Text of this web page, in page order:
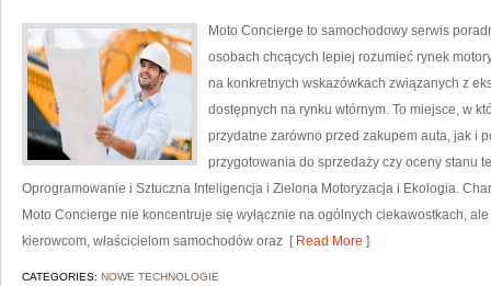
Moto Concierge to samochodowy serwis
osobach chcących lepiej rozumieć rynek
na konkretnych wskazówkach związanych z
dostępnych na rynku wtórnym. To miejsce, w
przydatne zarówno przed zakupem auta, jak i
przygotowania do sprzedaży czy oceny stanu
Oprogramowanie i Sztuczna Inteligencja i Zielona Motoryzacja i Ekologia.
Moto Concierge nie koncentruje się wyłącznie na ogólnych ciekawostkach,
kierowcom, właścicielom samochodów oraz [ Read More ]
CATEGORIES: NOWE TECHNOLOGIE